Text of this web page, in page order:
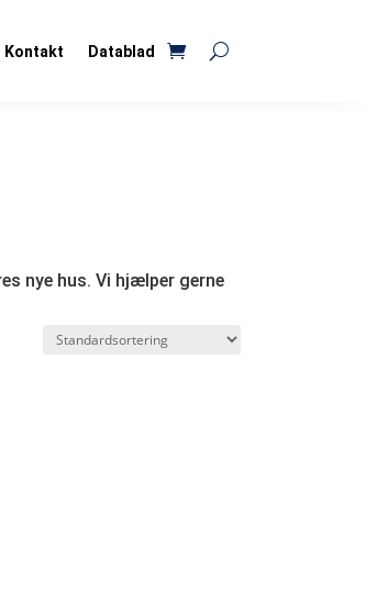
Kontakt Datablad
nye hus. Vi hjælper gerne